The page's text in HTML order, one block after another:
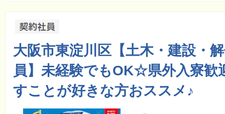
大阪市東淀川区【土木・建設・
員】未経験でもOK☆県外入寮
すことが好きな方おススメ♪